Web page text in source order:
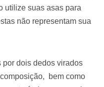
utilize suas asas para
não representam sua
por dois dedos virados
bem como